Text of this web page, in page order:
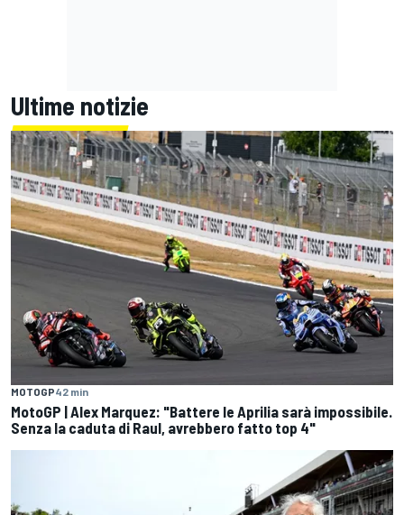
Ultime notizie
MOTOGP42 min
MotoGP | Alex Marquez: "Battere le Aprilia sarà impossibile.
Senza la caduta di Raul, avrebbero fatto top 4"